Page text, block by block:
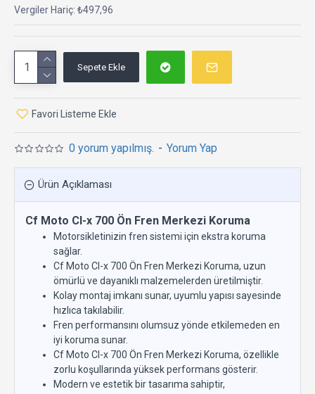
0 yorum yapılmış. - Yorum Yap
Vergiler Hariç: ₺497,96
Sepete Ekle
Favori Listeme Ekle
Ürün Açıklaması
Cf Moto Cl-x 700 Ön Fren Merkezi Koruma
Motorsikletinizin fren sistemi için ekstra koruma
sağlar.
Cf Moto Cl-x 700 Ön Fren Merkezi Koruma, uzun
ömürlü ve dayanıklı malzemelerden üretilmiştir.
Kolay montaj imkanı sunar, uyumlu yapısı sayesinde
hızlıca takılabilir.
Fren performansını olumsuz yönde etkilemeden en
iyi koruma sunar.
Cf Moto Cl-x 700 Ön Fren Merkezi Koruma, özellikle
zorlu koşullarında yüksek performans gösterir.
Modern ve estetik bir tasarıma sahiptir,